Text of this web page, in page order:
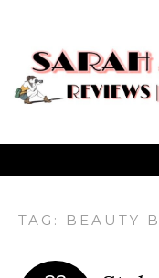
TAG: BEAUTY